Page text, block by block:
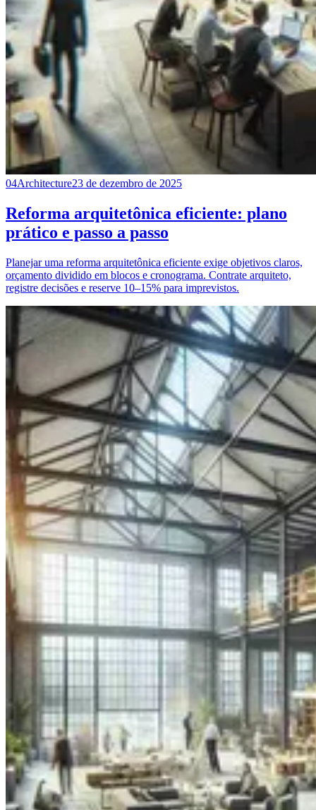
04Architecture23 de dezembro de 2025
Reforma arquitetônica eficiente: plano
prático e passo a passo
Planejar uma reforma arquitetônica eficiente exige objetivos claros,
orçamento dividido em blocos e cronograma. Contrate arquiteto,
registre decisões e reserve 10–15% para imprevistos.